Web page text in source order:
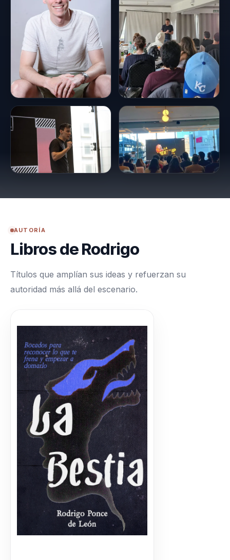
AUTORÍA
Libros de Rodrigo
Títulos que amplían sus ideas y refuerzan su
autoridad más allá del escenario.